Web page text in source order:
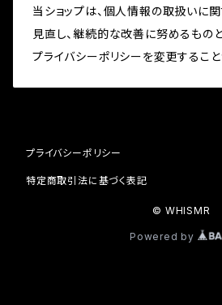
当ショップは、個人情報の取扱いに
見直し、継続的な改善に努めるもの
プライバシーポリシーを変更すること
プライバシーポリシー
特定商取引法に基づく表記
© WHISMR
Powered by